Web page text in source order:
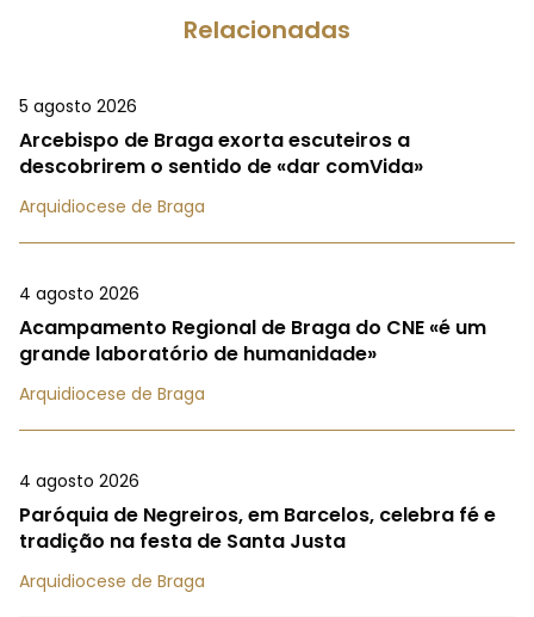
Relacionadas
5 agosto 2026
Arcebispo de Braga exorta escuteiros a
descobrirem o sentido de «dar comVida»
Arquidiocese de Braga
4 agosto 2026
Acampamento Regional de Braga do CNE «é um
grande laboratório de humanidade»
Arquidiocese de Braga
4 agosto 2026
Paróquia de Negreiros, em Barcelos, celebra fé e
tradição na festa de Santa Justa
Arquidiocese de Braga